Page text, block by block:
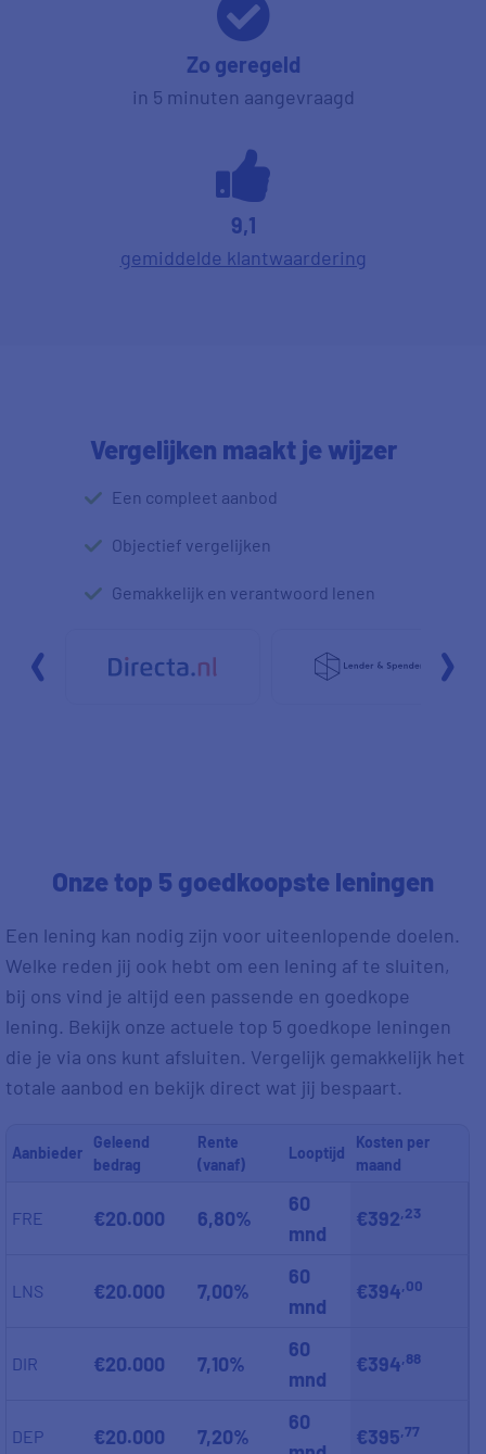
Zo geregeld
in 5 minuten aangevraagd
9,1
gemiddelde klantwaardering
Vergelijken maakt je wijzer
Een compleet aanbod
Objectief vergelijken
Gemakkelijk en verantwoord lenen
Onze top 5 goedkoopste leningen
Een lening kan nodig zijn voor uiteenlopende doelen.
Welke reden jij ook hebt om een lening af te sluiten,
bij ons vind je altijd een passende en goedkope
lening. Bekijk onze actuele top 5 goedkope leningen
die je via ons kunt afsluiten. Vergelijk gemakkelijk het
totale aanbod en bekijk direct wat jij bespaart.
Aanbieder
Geleend
bedrag
Rente
(vanaf)
Looptijd
Kosten per
maand
FRE €20.000 6,80%
60
mnd
€392,23
LNS €20.000 7,00%
60
mnd
€394,00
DIR €20.000 7,10%
60
mnd
€394,88
DEP €20.000 7,20%
60
€395,77